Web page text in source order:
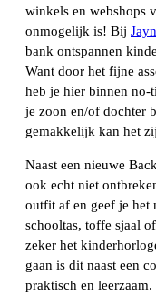
winkels en webshops
onmogelijk is! Bij
bank ontspannen
Want door het fijne
heb je hier binnen
je zoon en/of dochter
gemakkelijk kan het
Naast een nieuwe
ook echt niet
outfit af en geef je het
schooltas, toffe sjaal
zeker het
gaan is dit naast een
praktisch en